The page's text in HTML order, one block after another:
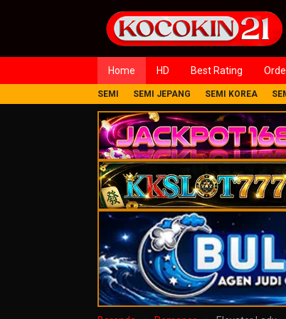
Home HD Best Rating
SEMI SEMI JEPANG SEMI KOREA